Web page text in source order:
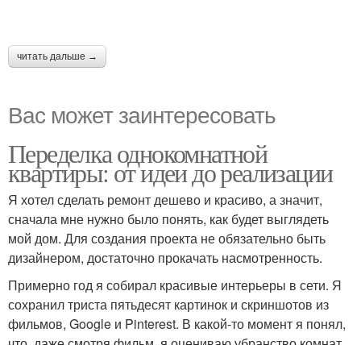
читать дальше →
Вас может заинтересовать
Переделка однокомнатной
квартиры: от идеи до реализации
Я хотел сделать ремонт дешево и красиво, а значит,
сначала мне нужно было понять, как будет выглядеть
мой дом. Для создания проекта не обязательно быть
дизайнером, достаточно прокачать насмотренность.
Примерно год я собирал красивые интерьеры в сети. Я
сохранил триста пятьдесят картинок и скриншотов из
фильмов, Google и Pinterest. В какой-то момент я понял,